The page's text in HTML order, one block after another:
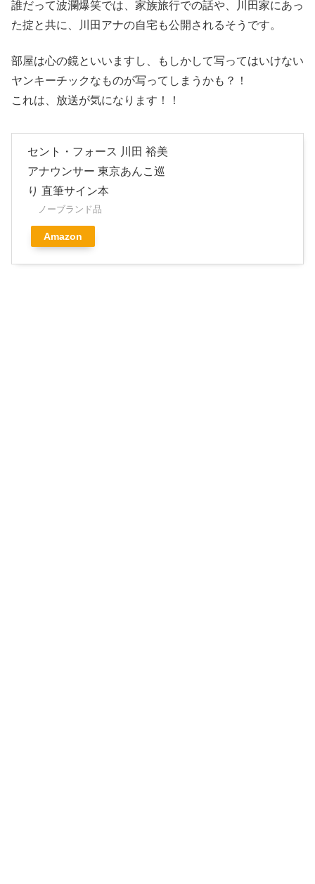
誰だって波瀾爆笑では、家族旅行での話や、川田家にあっ
た掟と共に、川田アナの自宅も公開されるそうです。
部屋は心の鏡といいますし、もしかして写ってはいけない
ヤンキーチックなものが写ってしまうかも？！
これは、放送が気になります！！
セント・フォース 川田 裕美
アナウンサー 東京あんこ巡
り 直筆サイン本
ノーブランド品
Amazon